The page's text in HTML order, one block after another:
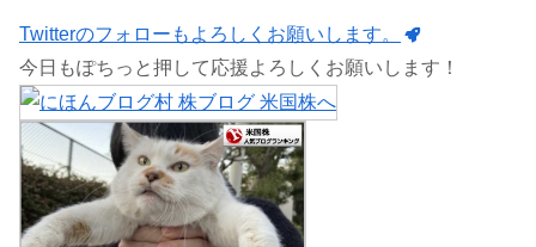
Twitterのフォローもよろしくお願いします。
今日もぽちっと押して応援よろしくお願いします！